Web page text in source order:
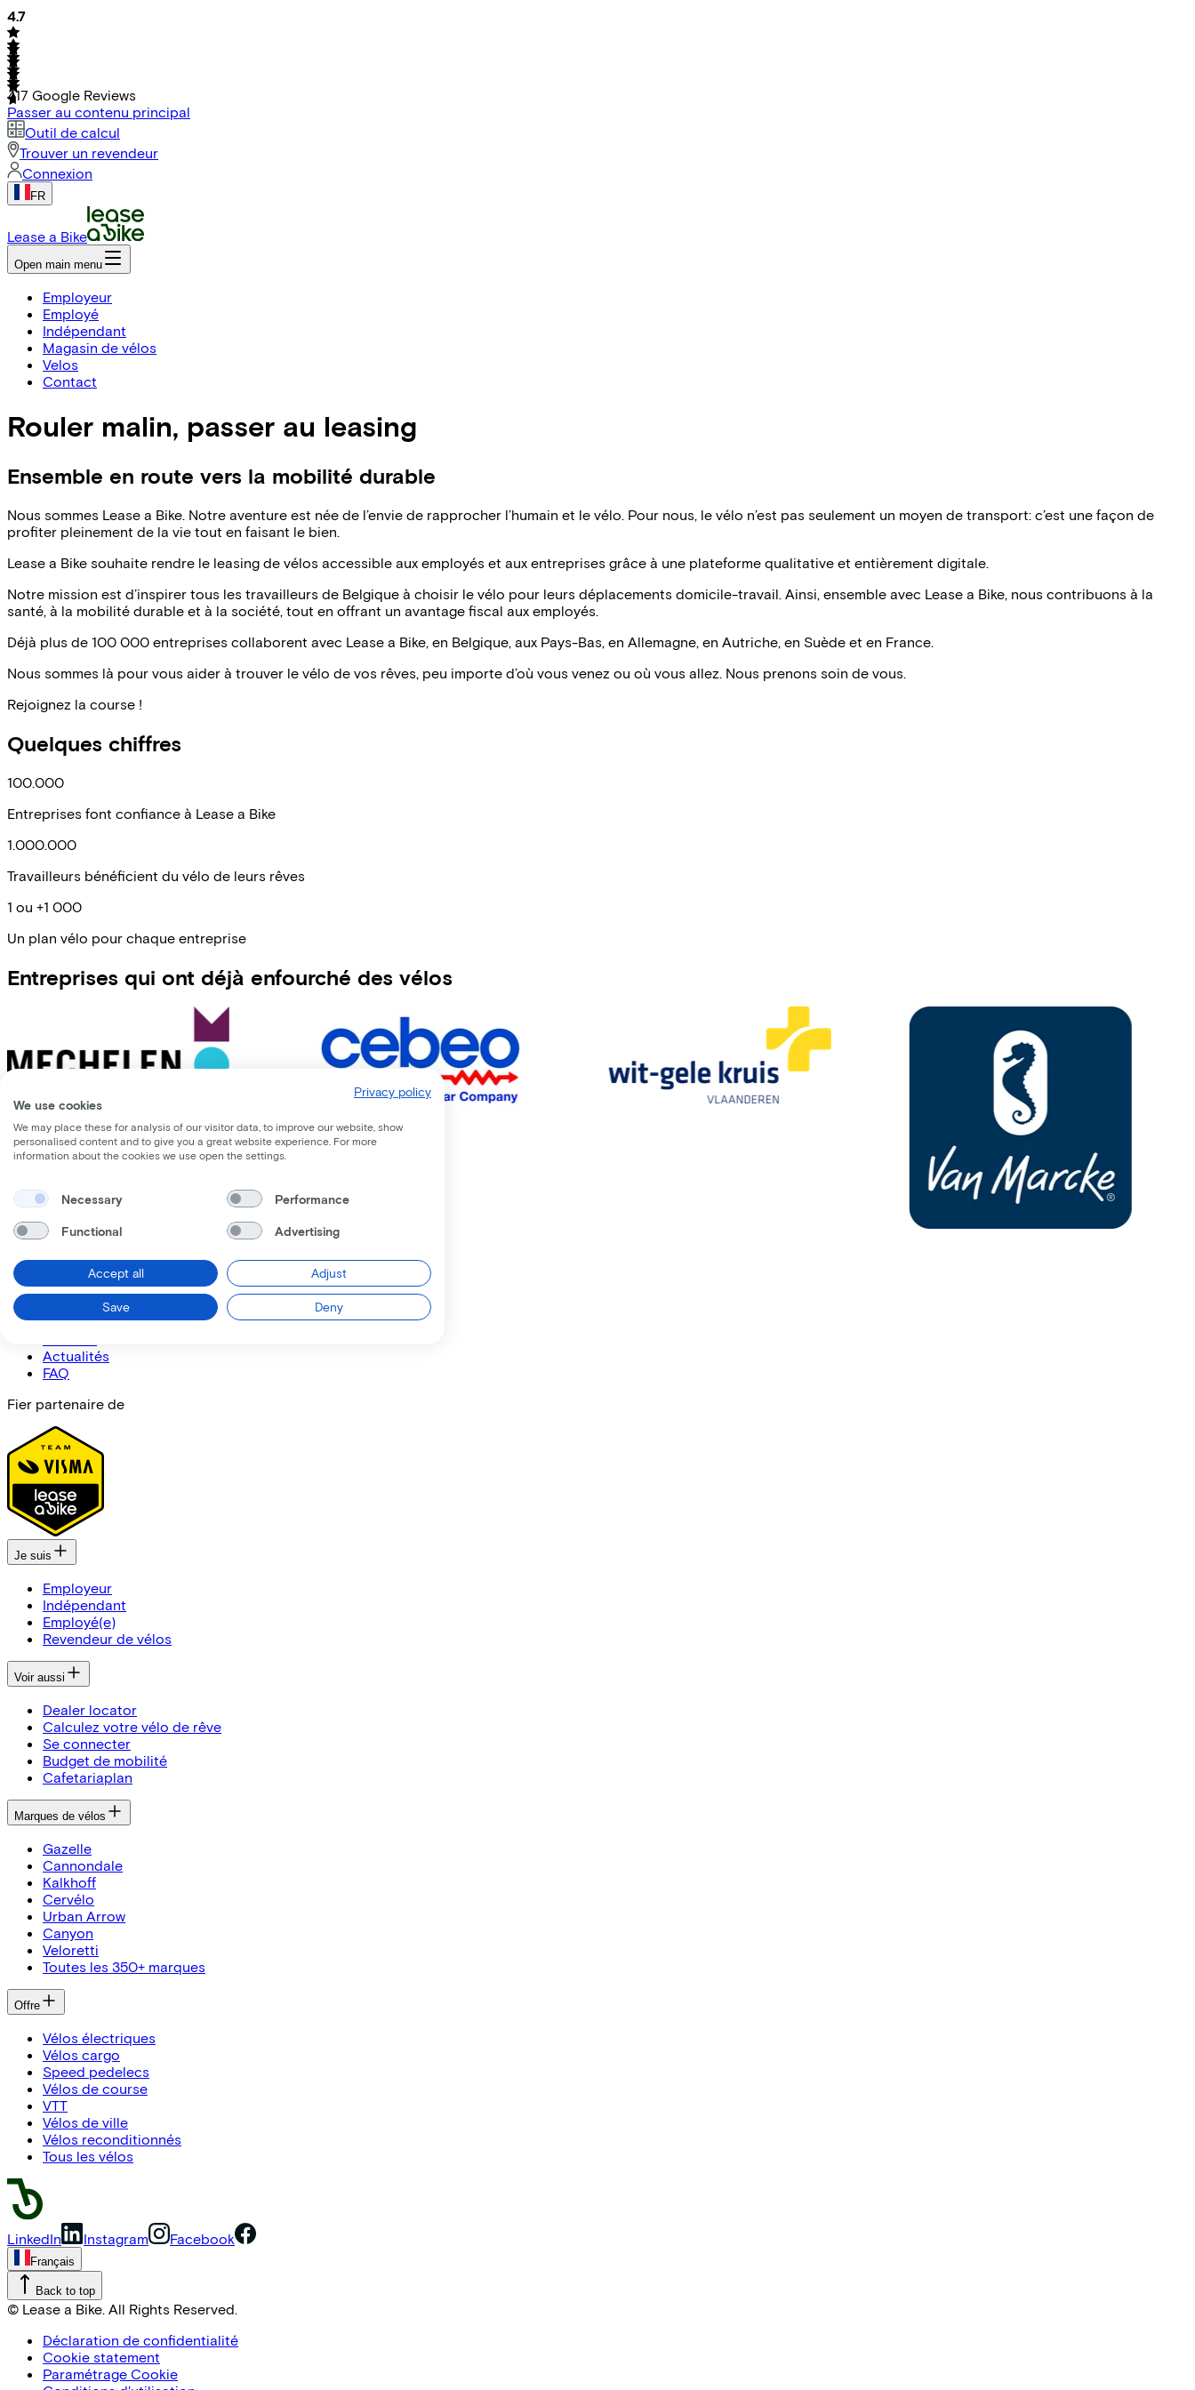
4.7
417 Google Reviews
Passer au contenu principal
Outil de calcul
Trouver un revendeur
Connexion
FR
Lease a Bike
Open main menu
Employeur
Employé
Indépendant
Magasin de vélos
Velos
Contact
Rouler malin, passer au leasing
Ensemble en route vers la mobilité durable
Nous sommes Lease a Bike. Notre aventure est née de l’envie de rapprocher l’humain et le vélo. Pour nous, le vélo n’est pas seulement un moyen de transport: c’est une façon de
profiter pleinement de la vie tout en faisant le bien.
Lease a Bike souhaite rendre le leasing de vélos accessible aux employés et aux entreprises grâce à une plateforme qualitative et entièrement digitale.
Notre mission est d’inspirer tous les travailleurs de Belgique à choisir le vélo pour leurs déplacements domicile-travail. Ainsi, ensemble avec Lease a Bike, nous contribuons à la
santé, à la mobilité durable et à la société, tout en offrant un avantage fiscal aux employés.
Déjà plus de 100 000 entreprises collaborent avec Lease a Bike, en Belgique, aux Pays-Bas, en Allemagne, en Autriche, en Suède et en France.
Nous sommes là pour vous aider à trouver le vélo de vos rêves, peu importe d’où vous venez ou où vous allez. Nous prenons soin de vous.
Rejoignez la course !
Quelques chiffres
100.000
Entreprises font confiance à Lease a Bike
1.000.000
Travailleurs bénéficient du vélo de leurs rêves
1 ou +1 000
Un plan vélo pour chaque entreprise
Entreprises qui ont déjà enfourché des vélos
Lease a Bike
A propos de nous
Actualités
FAQ
Fier partenaire de
Je suis
Employeur
Indépendant
Employé(e)
Revendeur de vélos
Voir aussi
Dealer locator
Calculez votre vélo de rêve
Se connecter
Budget de mobilité
Cafetariaplan
Marques de vélos
Gazelle
Cannondale
Kalkhoff
Cervélo
Urban Arrow
Canyon
Veloretti
Toutes les 350+ marques
Offre
Vélos électriques
Vélos cargo
Speed pedelecs
Vélos de course
VTT
Vélos de ville
Vélos reconditionnés
Tous les vélos
LinkedIn Instagram Facebook
Français
Back to top
© Lease a Bike. All Rights Reserved.
Déclaration de confidentialité
Cookie statement
Paramétrage Cookie
Privacy policy
We use cookies
We may place these for analysis of our visitor data, to improve our website, show
personalised content and to give you a great website experience. For more
information about the cookies we use open the settings.
Necessary Performance
Functional Advertising
Accept all Adjust
Save Deny